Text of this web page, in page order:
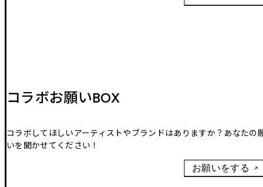
コラボお願いBOX
コラボしてほしいアーティストやブランドはありますか？あなたの
いを聞かせてください！
お願いをする